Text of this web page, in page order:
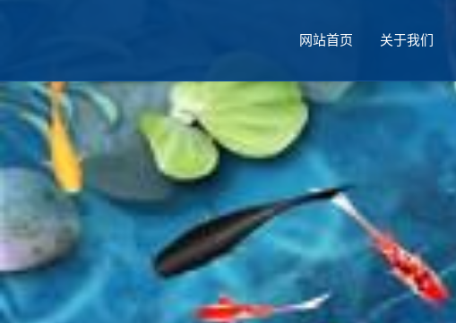
网站首页 关于我们